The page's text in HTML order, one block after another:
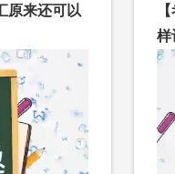
原来还可以
样